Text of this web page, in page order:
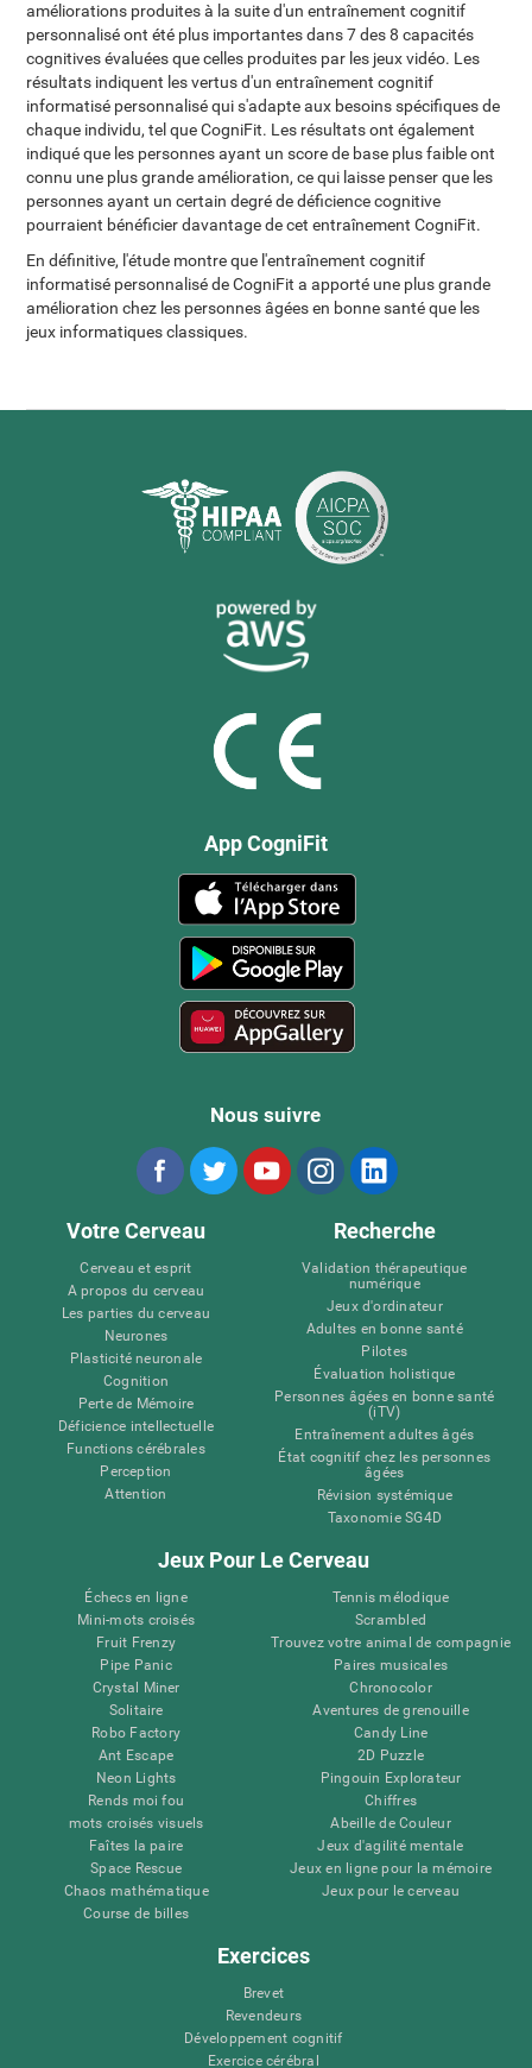
améliorations produites à la suite d'un entraînement cognitif
personnalisé ont été plus importantes dans 7 des 8 capacités
cognitives évaluées que celles produites par les jeux vidéo. Les
résultats indiquent les vertus d'un entraînement cognitif
informatisé personnalisé qui s'adapte aux besoins spécifiques de
chaque individu, tel que CogniFit. Les résultats ont également
indiqué que les personnes ayant un score de base plus faible ont
connu une plus grande amélioration, ce qui laisse penser que les
personnes ayant un certain degré de déficience cognitive
pourraient bénéficier davantage de cet entraînement CogniFit.
En définitive, l'étude montre que l'entraînement cognitif
informatisé personnalisé de CogniFit a apporté une plus grande
amélioration chez les personnes âgées en bonne santé que les
jeux informatiques classiques.
App CogniFit
Nous suivre
Votre Cerveau
Cerveau et esprit
A propos du cerveau
Les parties du cerveau
Neurones
Plasticité neuronale
Cognition
Perte de Mémoire
Déficience intellectuelle
Functions cérébrales
Perception
Attention
Recherche
Validation thérapeutique
numérique
Jeux d'ordinateur
Adultes en bonne santé
Pilotes
Évaluation holistique
Personnes âgées en bonne santé
(iTV)
Entraînement adultes âgés
État cognitif chez les personnes
âgées
Révision systémique
Taxonomie SG4D
Jeux Pour Le Cerveau
Échecs en ligne
Mini-mots croisés
Fruit Frenzy
Pipe Panic
Crystal Miner
Solitaire
Robo Factory
Ant Escape
Neon Lights
Rends moi fou
mots croisés visuels
Faîtes la paire
Space Rescue
Chaos mathématique
Course de billes
Tennis mélodique
Scrambled
Trouvez votre animal de compagnie
Paires musicales
Chronocolor
Aventures de grenouille
Candy Line
2D Puzzle
Pingouin Explorateur
Chiffres
Abeille de Couleur
Jeux d'agilité mentale
Jeux en ligne pour la mémoire
Jeux pour le cerveau
Exercices
Brevet
Revendeurs
Développement cognitif
Exercice cérébral